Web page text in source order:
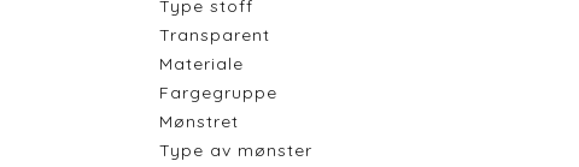
Type stoff
Transparent
Materiale
Fargegruppe
Mønstret
Type av mønster